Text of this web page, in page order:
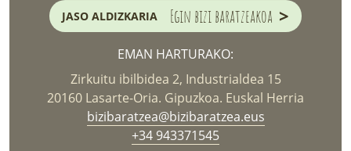
JASO ALDIZKARIA Egin bizi baratzeakoa >
EMAN HARTURAKO:
Zirkuitu ibilbidea 2, Industrialdea 15
20160 Lasarte-Oria. Gipuzkoa. Euskal Herria
bizibaratzea@bizibaratzea.eus
+34 943371545